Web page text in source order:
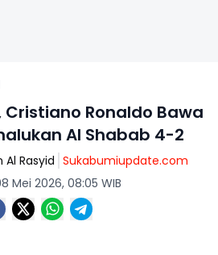
Cristiano Ronaldo Bawa
Al Shabab 4-2
Rasyid Sukabumiupdate.com
Mei 2026, 08:05 WIB